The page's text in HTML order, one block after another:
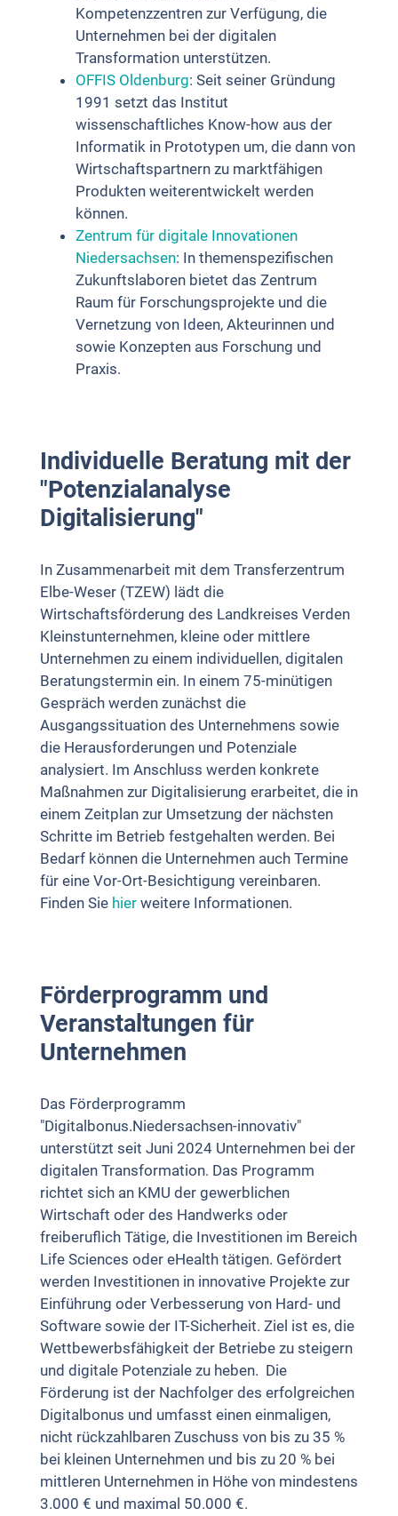
Kompetenzzentren zur Verfügung, die
Unternehmen bei der digitalen
Transformation unterstützen.
OFFIS Oldenburg: Seit seiner Gründung
1991 setzt das Institut
wissenschaftliches Know-how aus der
Informatik in Prototypen um, die dann von
Wirtschaftspartnern zu marktfähigen
Produkten weiterentwickelt werden
können.
Zentrum für digitale Innovationen
Niedersachsen: In themenspezifischen
Zukunftslaboren bietet das Zentrum
Raum für Forschungsprojekte und die
Vernetzung von Ideen, Akteurinnen und
sowie Konzepten aus Forschung und
Praxis.
Individuelle Beratung mit der
"Potenzialanalyse
Digitalisierung"
In Zusammenarbeit mit dem Transferzentrum
Elbe-Weser (TZEW) lädt die
Wirtschaftsförderung des Landkreises Verden
Kleinstunternehmen, kleine oder mittlere
Unternehmen zu einem individuellen, digitalen
Beratungstermin ein. In einem 75-minütigen
Gespräch werden zunächst die
Ausgangssituation des Unternehmens sowie
die Herausforderungen und Potenziale
analysiert. Im Anschluss werden konkrete
Maßnahmen zur Digitalisierung erarbeitet, die in
einem Zeitplan zur Umsetzung der nächsten
Schritte im Betrieb festgehalten werden. Bei
Bedarf können die Unternehmen auch Termine
für eine Vor-Ort-Besichtigung vereinbaren.
Finden Sie hier weitere Informationen.
Förderprogramm und
Veranstaltungen für
Unternehmen
Das Förderprogramm
"Digitalbonus.Niedersachsen-innovativ"
unterstützt seit Juni 2024 Unternehmen bei der
digitalen Transformation. Das Programm
richtet sich an KMU der gewerblichen
Wirtschaft oder des Handwerks oder
freiberuflich Tätige, die Investitionen im Bereich
Life Sciences oder eHealth tätigen. Gefördert
werden Investitionen in innovative Projekte zur
Einführung oder Verbesserung von Hard- und
Software sowie der IT-Sicherheit. Ziel ist es, die
Wettbewerbsfähigkeit der Betriebe zu steigern
und digitale Potenziale zu heben. Die
Förderung ist der Nachfolger des erfolgreichen
Digitalbonus und umfasst einen einmaligen,
nicht rückzahlbaren Zuschuss von bis zu 35 %
bei kleinen Unternehmen und bis zu 20 % bei
mittleren Unternehmen in Höhe von mindestens
3.000 € und maximal 50.000 €.